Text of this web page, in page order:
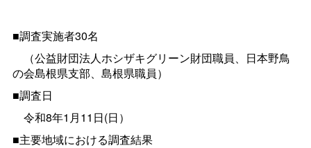
■調査実施者30名
（公益財団法人ホシザキグリーン財団職員、日本野鳥
の会島根県支部、島根県職員）
■調査日
令和8年1月11日(日）
■主要地域における調査結果